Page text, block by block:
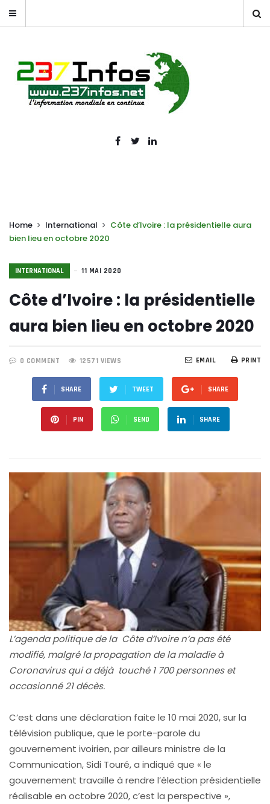
Home International
Côte d’Ivoire : la présidentielle aura
bien lieu en octobre 2020
INTERNATIONAL 11 MAI 2020
Côte d’Ivoire : la présidentielle
aura bien lieu en octobre 2020
0 COMMENT 12571 VIEWS PRINT
EMAIL
SHARE TWEET SHARE
PIN SEND SHARE
L’agenda politique de la Côte d’Ivoire n’a pas été
modifié, malgré la propagation de la maladie à
Coronavirus qui a déjà touché 1 700 personnes et
occasionné 21 décès.
C’est dans une déclaration faite le 10 mai 2020, sur la
télévision publique, que le porte-parole du
gouvernement ivoirien, par ailleurs ministre de la
Communication, Sidi Touré, a indiqué que « le
gouvernement travaille à rendre l’élection présidentielle
réalisable en octobre 2020, c’est la perspective »,